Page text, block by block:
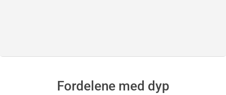
Fordelene med dyp